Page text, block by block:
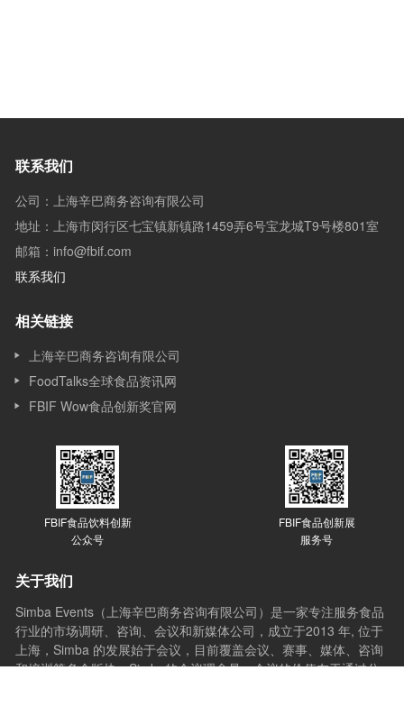
联系我们
公司：上海辛巴商务咨询有限公司
地址：上海市闵行区七宝镇新镇路1459弄6号宝龙城T9号楼801室
邮箱：info@fbif.com
联系我们
相关链接
上海辛巴商务咨询有限公司
FoodTalks全球食品资讯网
FBIF Wow食品创新奖官网
FBIF食品饮料创新
公众号
FBIF食品创新展
服务号
关于我们
Simba Events（上海辛巴商务咨询有限公司）是一家专注服务食品
行业的市场调研、咨询、会议和新媒体公司，成立于2013 年, 位于
上海，Simba 的发展始于会议，目前覆盖会议、赛事、媒体、咨询
和培训等多个版块。Simba的会议理念是：会议的价值在于通过分